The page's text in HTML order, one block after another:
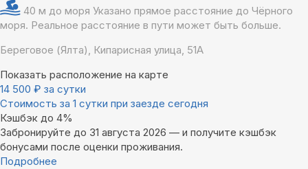
40 м до моря Указано прямое расстояние до Чёрного
моря. Реальное расстояние в пути может быть больше.
Береговое (Ялта), Кипарисная улица, 51А
Показать расположение на карте
14 500 ₽ за сутки
Стоимость за 1 сутки при заезде сегодня
Кэшбэк до 4%
Забронируйте до 31 августа 2026 — и получите кэшбэк
бонусами после оценки проживания.
Подробнее